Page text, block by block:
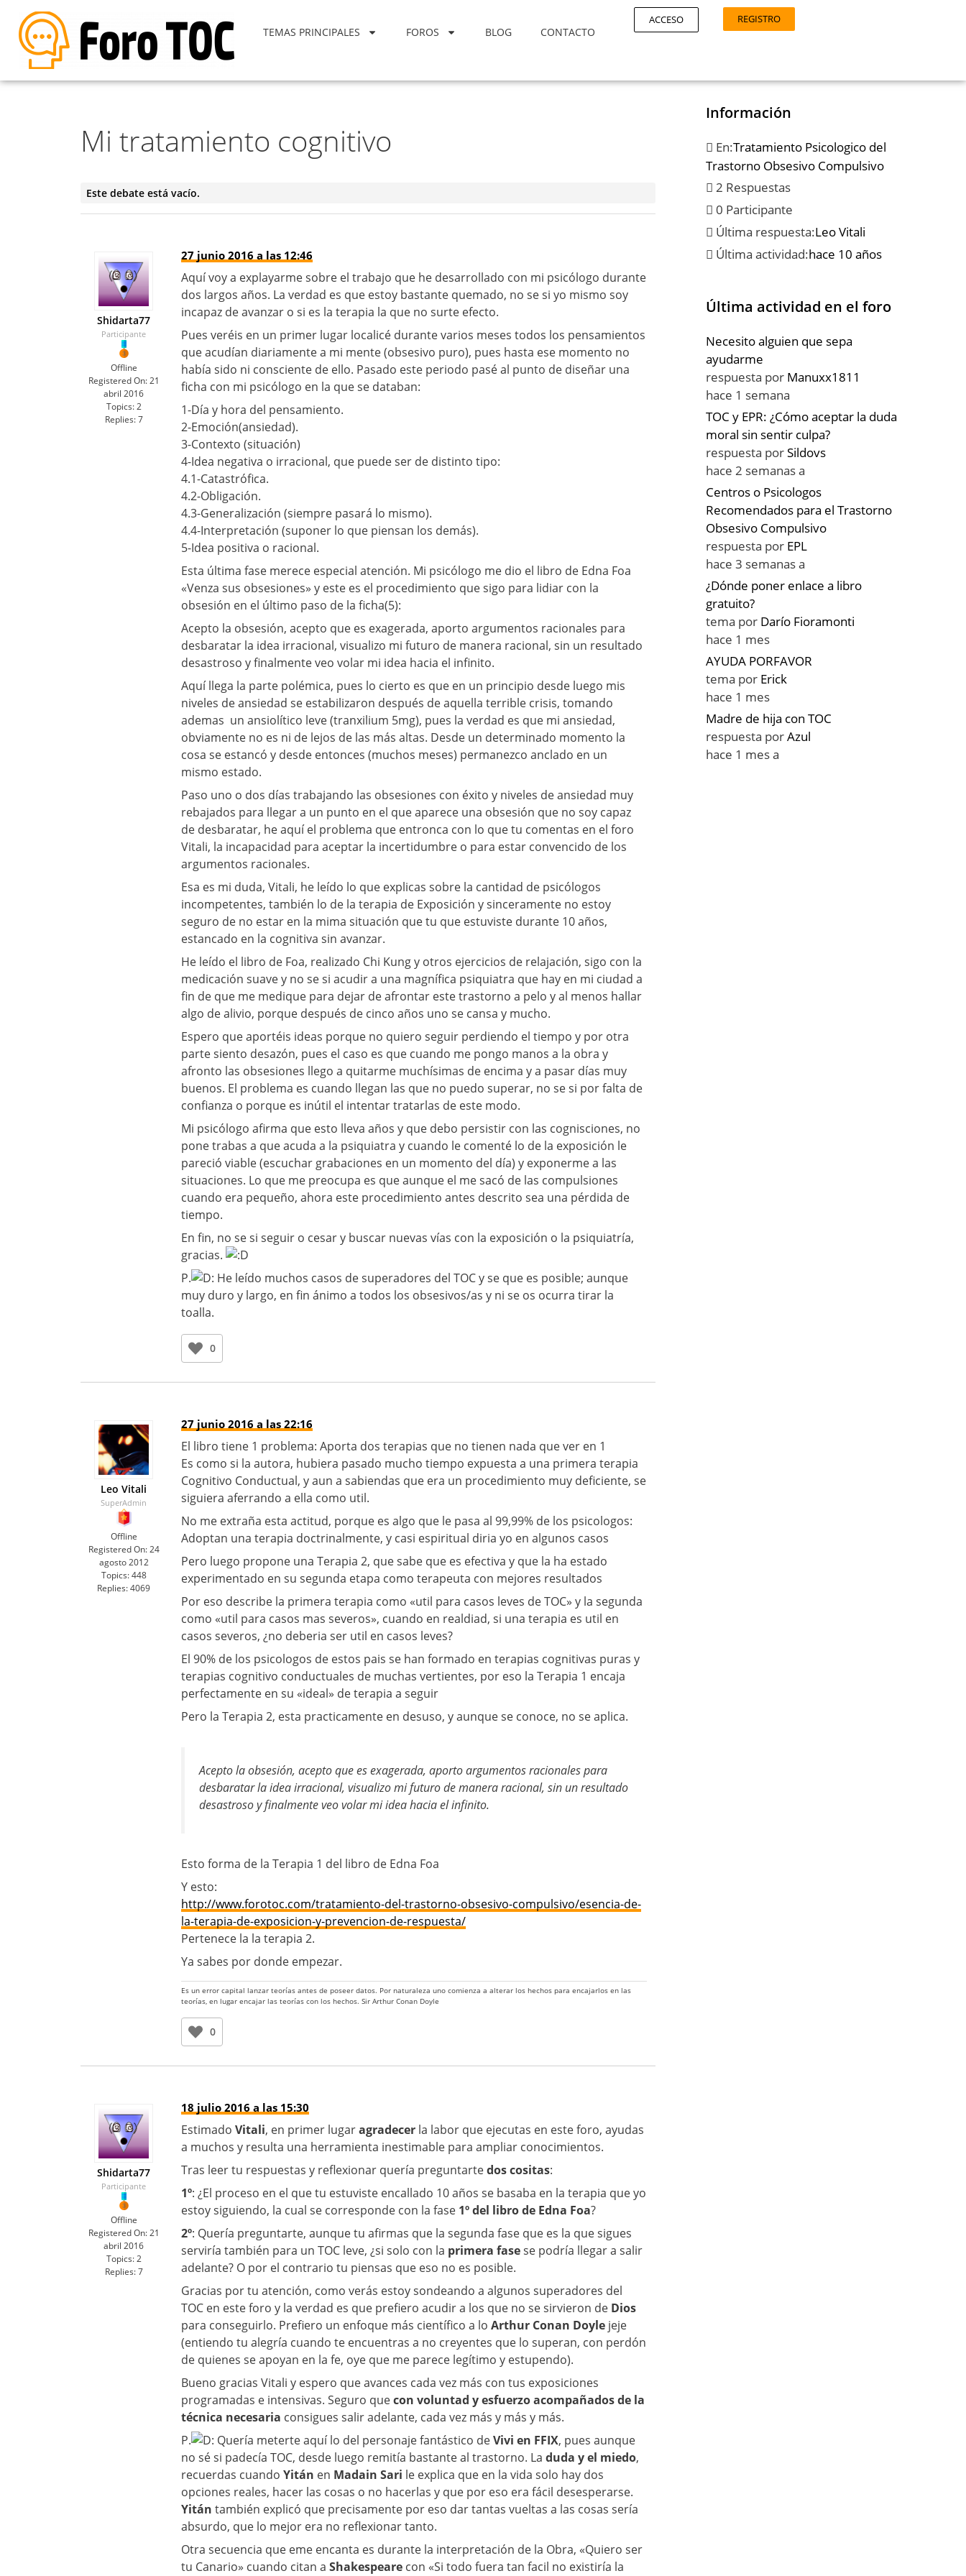
TEMAS PRINCIPALES FOROS BLOG CONTACTO
ACCESO REGISTRO
Mi tratamiento cognitivo
Este debate está vacío.
Shidarta77
Participante
Offline
Registered On: 21
abril 2016
Topics: 2
Replies: 7
27 junio 2016 a las 12:46
Aquí voy a explayarme sobre el trabajo que he desarrollado con mi psicólogo durante
dos largos años. La verdad es que estoy bastante quemado, no se si yo mismo soy
incapaz de avanzar o si es la terapia la que no surte efecto.
Pues veréis en un primer lugar localicé durante varios meses todos los pensamientos
que acudían diariamente a mi mente (obsesivo puro), pues hasta ese momento no
había sido ni consciente de ello. Pasado este periodo pasé al punto de diseñar una
ficha con mi psicólogo en la que se databan:
1-Día y hora del pensamiento.
2-Emoción(ansiedad).
3-Contexto (situación)
4-Idea negativa o irracional, que puede ser de distinto tipo:
4.1-Catastrófica.
4.2-Obligación.
4.3-Generalización (siempre pasará lo mismo).
4.4-Interpretación (suponer lo que piensan los demás).
5-Idea positiva o racional.
Esta última fase merece especial atención. Mi psicólogo me dio el libro de Edna Foa
«Venza sus obsesiones» y este es el procedimiento que sigo para lidiar con la
obsesión en el último paso de la ficha(5):
Acepto la obsesión, acepto que es exagerada, aporto argumentos racionales para
desbaratar la idea irracional, visualizo mi futuro de manera racional, sin un resultado
desastroso y finalmente veo volar mi idea hacia el infinito.
Aquí llega la parte polémica, pues lo cierto es que en un principio desde luego mis
niveles de ansiedad se estabilizaron después de aquella terrible crisis, tomando
ademas un ansiolítico leve (tranxilium 5mg), pues la verdad es que mi ansiedad,
obviamente no es ni de lejos de las más altas. Desde un determinado momento la
cosa se estancó y desde entonces (muchos meses) permanezco anclado en un
mismo estado.
Paso uno o dos días trabajando las obsesiones con éxito y niveles de ansiedad muy
rebajados para llegar a un punto en el que aparece una obsesión que no soy capaz
de desbaratar, he aquí el problema que entronca con lo que tu comentas en el foro
Vitali, la incapacidad para aceptar la incertidumbre o para estar convencido de los
argumentos racionales.
Esa es mi duda, Vitali, he leído lo que explicas sobre la cantidad de psicólogos
incompetentes, también lo de la terapia de Exposición y sinceramente no estoy
seguro de no estar en la mima situación que tu que estuviste durante 10 años,
estancado en la cognitiva sin avanzar.
He leído el libro de Foa, realizado Chi Kung y otros ejercicios de relajación, sigo con la
medicación suave y no se si acudir a una magnífica psiquiatra que hay en mi ciudad a
fin de que me medique para dejar de afrontar este trastorno a pelo y al menos hallar
algo de alivio, porque después de cinco años uno se cansa y mucho.
Espero que aportéis ideas porque no quiero seguir perdiendo el tiempo y por otra
parte siento desazón, pues el caso es que cuando me pongo manos a la obra y
afronto las obsesiones llego a quitarme muchísimas de encima y a pasar días muy
buenos. El problema es cuando llegan las que no puedo superar, no se si por falta de
confianza o porque es inútil el intentar tratarlas de este modo.
Mi psicólogo afirma que esto lleva años y que debo persistir con las cognisciones, no
pone trabas a que acuda a la psiquiatra y cuando le comenté lo de la exposición le
pareció viable (escuchar grabaciones en un momento del día) y exponerme a las
situaciones. Lo que me preocupa es que aunque el me sacó de las compulsiones
cuando era pequeño, ahora este procedimiento antes descrito sea una pérdida de
tiempo.
En fin, no se si seguir o cesar y buscar nuevas vías con la exposición o la psiquiatría,
gracias.
P.
He leído muchos casos de superadores del TOC y se que es posible; aunque
muy duro y largo, en fin ánimo a todos los obsesivos/as y ni se os ocurra tirar la
toalla.
0
Leo Vitali
SuperAdmin
Offline
Registered On: 24
agosto 2012
Topics: 448
Replies:4069
27 junio 2016 a las 22:16
El libro tiene 1 problema: Aporta dos terapias que no tienen nada que ver en 1
Es como si la autora, hubiera pasado mucho tiempo expuesta a una primera terapia
Cognitivo Conductual, y aun a sabiendas que era un procedimiento muy deficiente, se
siguiera aferrando a ella como util.
No me extraña esta actitud, porque es algo que le pasa al 99,99% de los psicologos:
Adoptan una terapia doctrinalmente, y casi espiritual diria yo en algunos casos
Pero luego propone una Terapia 2, que sabe que es efectiva y que la ha estado
experimentado en su segunda etapa como terapeuta con mejores resultados
Por eso describe la primera terapia como «util para casos leves de TOC» y la segunda
como «util para casos mas severos», cuando en realdiad, si una terapia es util en
casos severos, ¿no deberia ser util en casos leves?
El 90% de los psicologos de estos pais se han formado en terapias cognitivas puras y
terapias cognitivo conductuales de muchas vertientes, por eso la Terapia 1 encaja
perfectamente en su «ideal» de terapia a seguir
Pero la Terapia 2, esta practicamente en desuso, y aunque se conoce, no se aplica.
Acepto la obsesión, acepto que es exagerada, aporto argumentos racionales para
desbaratar la idea irracional, visualizo mi futuro de manera racional, sin un resultado
desastroso y finalmente veo volar mi idea hacia el infinito.
Esto forma de la Terapia 1 del libro de Edna Foa
Y esto:
http://www.forotoc.com/tratamiento-del-trastorno-obsesivo-compulsivo/esencia-de-
la-terapia-de-exposicion-y-prevencion-de-respuesta/
Pertenece la la terapia 2.
Ya sabes por donde empezar.
Es un error capital lanzar teorías antes de poseer datos. Por naturaleza uno comienza a alterar los hechos para encajarlos en las
teorías, en lugar encajar las teorías con los hechos. Sir Arthur Conan Doyle
0
Shidarta77
Participante
Offline
Registered On: 21
abril 2016
Topics: 2
Replies: 7
18 julio 2016 a las 15:30
Estimado Vitali, en primer lugaragradecer la labor que ejecutas en este foro, ayudas
a muchos y resulta una herramienta inestimable para ampliar conocimientos.
Tras leer tu respuestas y reflexionar quería preguntartedos cositas:
1º: ¿El proceso en el que tu estuviste encallado 10 años se basaba en la terapia que yo
estoy siguiendo, la cual se corresponde con la fase 1º del libro de Edna Foa?
2º: Quería preguntarte, aunque tu afirmas que la segunda fase que es la que sigues
serviría también para un TOC leve, ¿si solo con la primera fasese podría llegar a salir
adelante? O por el contrario tu piensas que eso no es posible.
Gracias por tu atención, como verás estoy sondeando a algunos superadores del
TOC en este foro y la verdad es que prefiero acudir a los que no se sirvieron de Dios
para conseguirlo. Prefiero un enfoque más científico a lo Arthur Conan Doyle jeje
(entiendo tu alegría cuando te encuentras a no creyentes que lo superan, con perdón
de quienes se apoyan en la fe, oye que me parece legítimo y estupendo).
Bueno gracias Vitali y espero que avances cada vez más con tus exposiciones
programadas e intensivas. Seguro quecon voluntad y esfuerzo acompañados de la
técnica necesaria consigues salir adelante, cada vez más y más y más.
P.
Quería meterte aquí lo del personaje fantástico deVivi en FFIX, pues aunque
no sé si padecía TOC, desde luego remitía bastante al trastorno. La duda y el miedo,
recuerdas cuando Yitán en Madain Sari le explica que en la vida solo hay dos
opciones reales, hacer las cosas o no hacerlas y que por eso era fácil desesperarse.
Yitán también explicó que precisamente por eso dar tantas vueltas a las cosas sería
absurdo, que lo mejor era no reflexionar tanto.
Otra secuencia que eme encanta es durante la interpretación de la Obra, «Quiero ser
tu Canario» cuando citan a Shakespeare con «Si todo fuera tan facil no existiría la
Información
En:Tratamiento Psicologico del
Trastorno Obsesivo Compulsivo
2 Respuestas
0 Participante
Última respuesta:Leo Vitali
Última actividad:hace 10 años
Última actividad en el foro
Necesito alguien que sepa
ayudarme
respuesta por Manuxx1811
hace 1 semana
TOC y EPR: ¿Cómo aceptar la duda
moral sin sentir culpa?
respuesta porSildovs
hace 2 semanas a
Centros o Psicologos
Recomendados para el Trastorno
Obsesivo Compulsivo
respuesta por EPL
hace 3 semanas a
¿Dónde poner enlace a libro
gratuito?
tema por Darío Fioramonti
hace 1 mes
AYUDA PORFAVOR
tema por Erick
hace 1 mes
Madre de hija con TOC
respuesta porAzul
hace 1 mes a